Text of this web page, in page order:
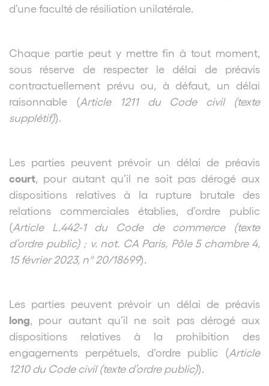
d’une faculté de résiliation unilatérale.
Chaque partie peut y mettre fin à tout moment,
sous réserve de respecter le délai de préavis
contractuellement prévu ou, à défaut, un délai
raisonnable (Article 1211 du Code civil (texte
supplétif)).
Les parties peuvent prévoir un délai de préavis
court , pour autant qu’il ne soit pas dérogé aux
dispositions relatives à la rupture brutale des
relations commerciales établies, d’ordre public
(Article L.442-1 du Code de commerce (texte
d’ordre public) ; v. not. CA Paris, Pôle 5 chambre 4,
15 février 2023, n° 20/18699).
Les parties peuvent prévoir un délai de préavis
long , pour autant qu’il ne soit pas dérogé aux
dispositions relatives à la prohibition des
engagements perpétuels, d’ordre public (Article
1210 du Code civil (texte d’ordre public)).